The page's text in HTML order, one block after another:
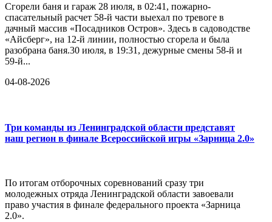
Сгорели баня и гараж 28 июля, в 02:41, пожарно-
спасательный расчет 58-й части выехал по тревоге в
дачный массив «Посадников Остров». Здесь в садоводстве
«Айсберг», на 12-й линии, полностью сгорела и была
разобрана баня.30 июля, в 19:31, дежурные смены 58-й и
59-й...
04-08-2026
Три команды из Ленинградской области представят
наш регион в финале Всероссийской игры «Зарница 2.0»
По итогам отборочных соревнований сразу три
молодежных отряда Ленинградской области завоевали
право участия в финале федерального проекта «Зарница
2.0».